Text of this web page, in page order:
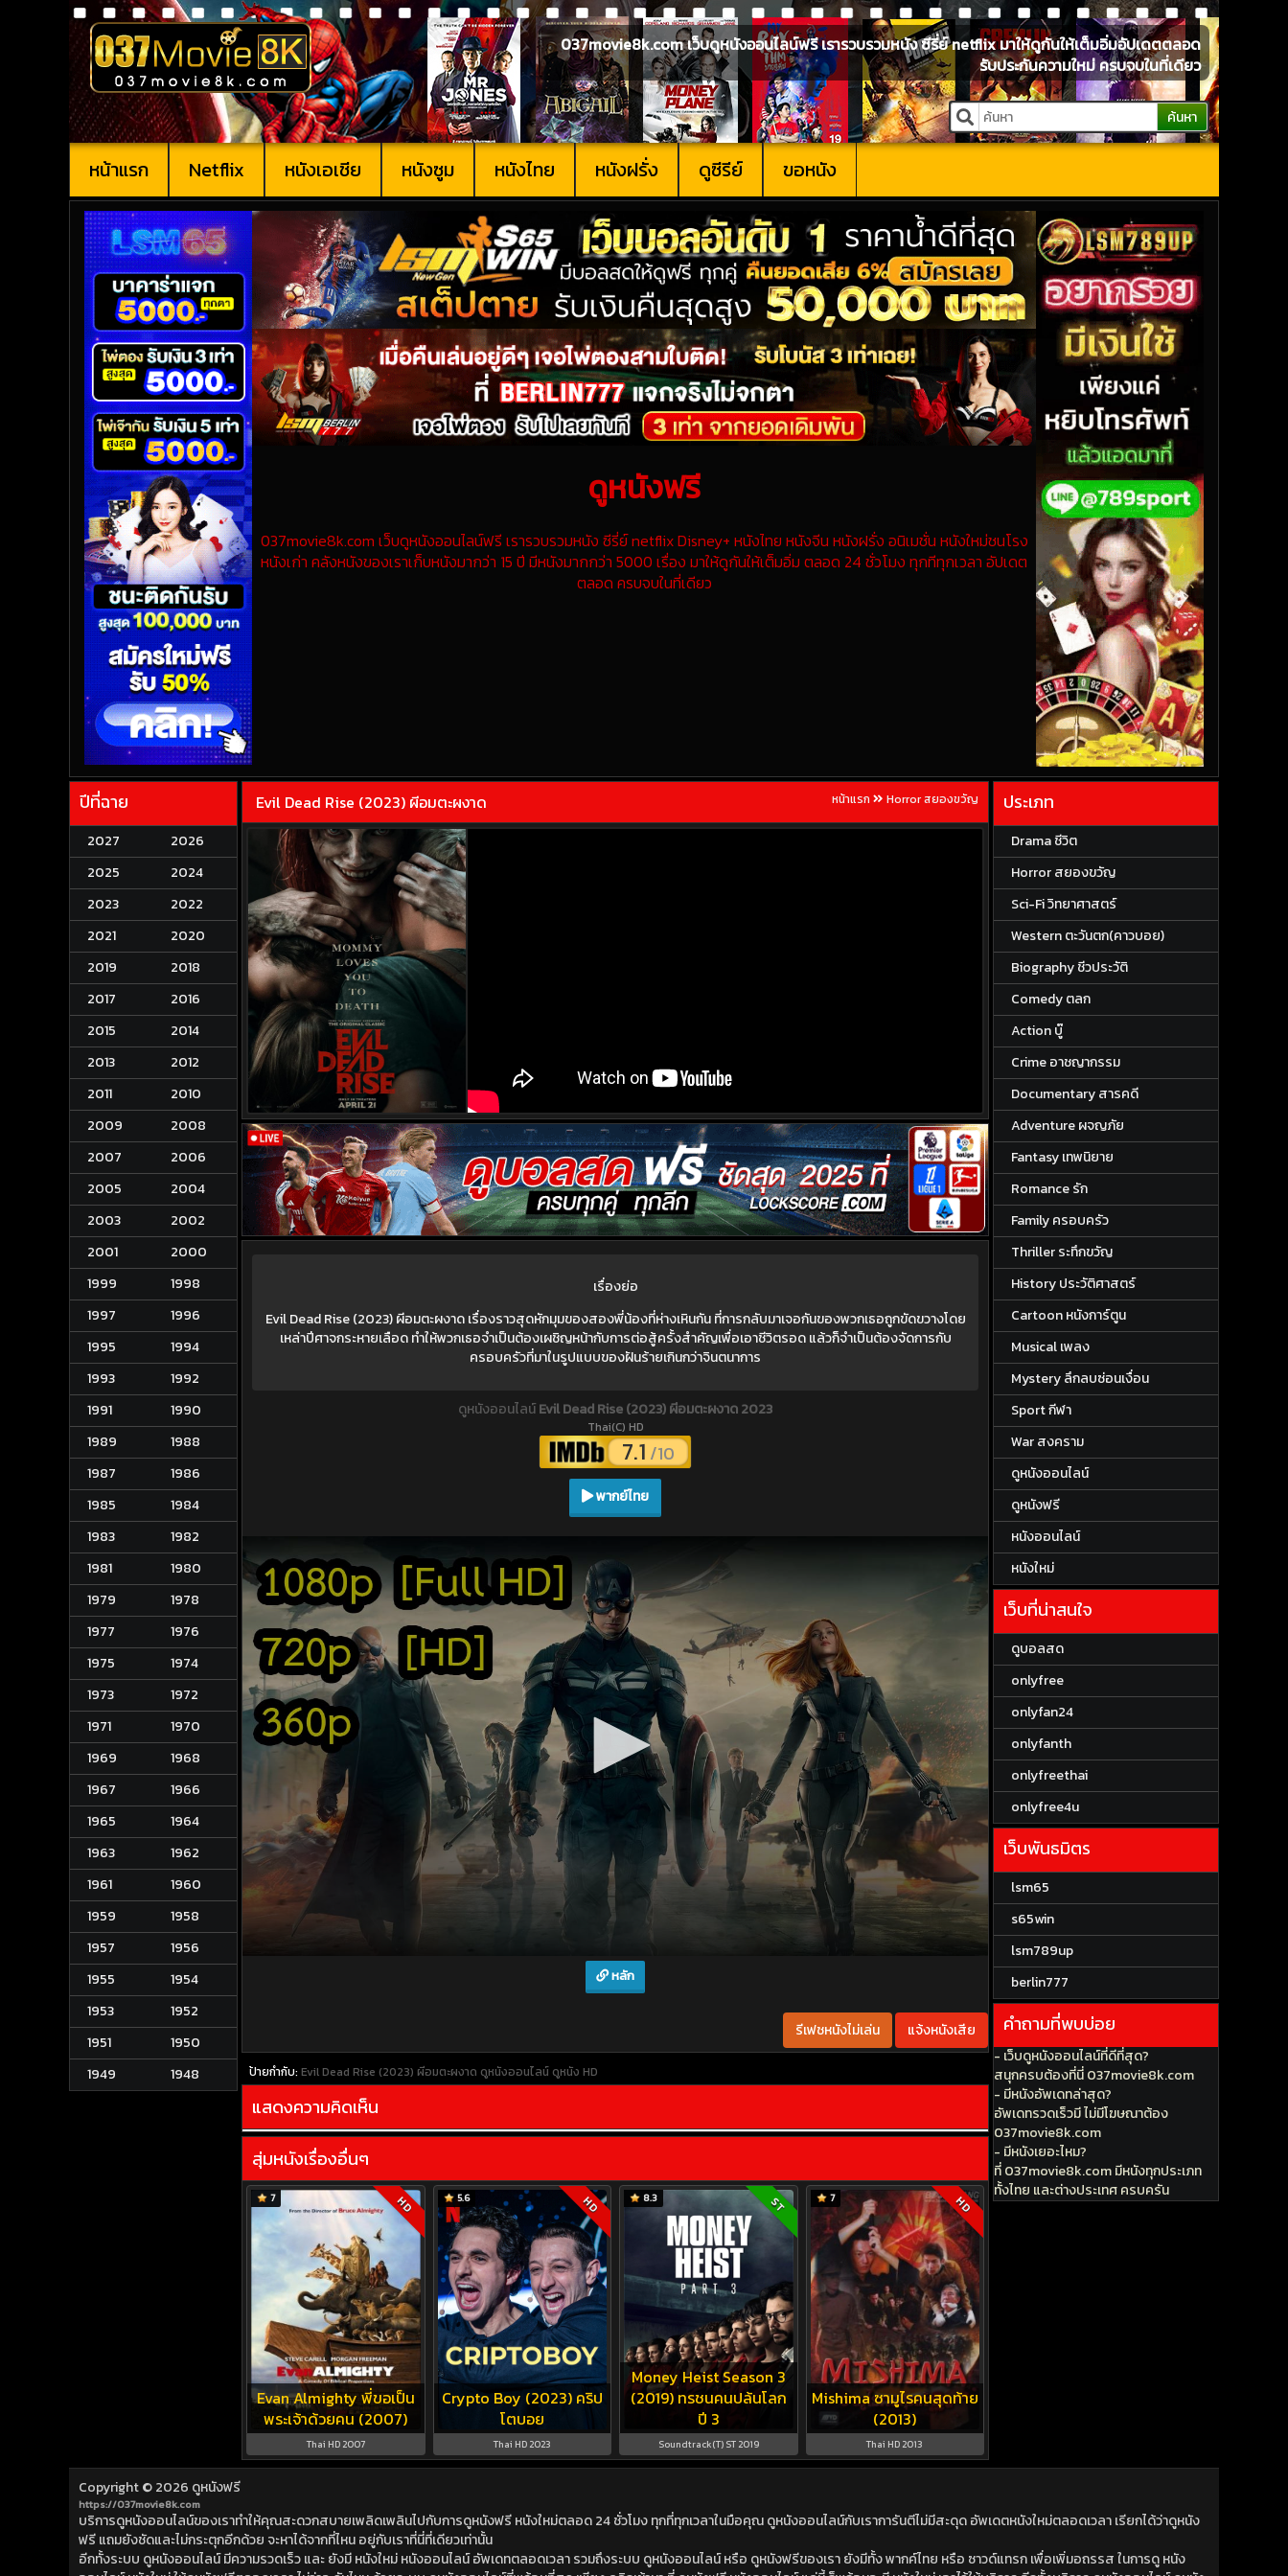
037movie8k.com เว็บดูหนังออนไลน์ฟรี เรารวบรวมหนัง ซีรี่ย์ netflix มาให้ดูกันให้เต็มอิ่มอัปเดตตลอด
รับประกันความใหม่ ครบจบในที่เดียว
ค้นหา
หน้าแรก Netflix หนังเอเชีย หนังซูม หนังไทย หนังฝรั่ง ดูซีรีย์ ขอหนัง
ดูหนังฟรี
037movie8k.com เว็บดูหนังออนไลน์ฟรี เรารวบรวมหนัง ซีรี่ย์ netflix Disney+ หนังไทย หนังจีน หนังฝรั่ง อนิเมชั่น หนังใหม่ชนโรง
หนังเก่า คลังหนังของเราเก็บหนังมากว่า 15 ปี มีหนังมากกว่า 5000 เรื่อง มาให้ดูกันให้เต็มอิ่ม ตลอด 24 ชั่วโมง ทุกทีทุกเวลา อัปเดต
ตลอด ครบจบในที่เดียว
ปีที่ฉาย
2027
2026
2025
2024
2023
2022
2021
2020
2019
2018
2017
2016
2015
2014
2013
2012
2011
2010
2009
2008
2007
2006
2005
2004
2003
2002
2001
2000
1999
1998
1997
1996
1995
1994
1993
1992
1991
1990
1989
1988
1987
1986
1985
1984
1983
1982
1981
1980
1979
1978
1977
1976
1975
1974
1973
1972
1971
1970
1969
1968
1967
1966
1965
1964
1963
1962
1961
1960
1959
1958
1957
1956
1955
1954
1953
1952
1951
1950
1949
1948
Evil Dead Rise (2023) ผีอมตะผงาด หน้าแรก Horror สยองขวัญ
เรื่องย่อ
Evil Dead Rise (2023) ผีอมตะผงาด เรื่องราวสุดหักมุมของสองพี่น้องที่ห่างเหินกัน ที่การกลับมาเจอกันของพวกเธอถูกขัดขวางโดย
เหล่าปีศาจกระหายเลือด ทำให้พวกเธอจำเป็นต้องเผชิญหน้ากับการต่อสู้ครั้งสำคัญเพื่อเอาชีวิตรอด แล้วก็จำเป็นต้องจัดการกับ
ครอบครัวที่มาในรูปแบบของฝันร้ายเกินกว่าจินตนาการ
ดูหนังออนไลน์Evil Dead Rise (2023) ผีอมตะผงาด 2023
Thai(C) HD
7.1 /10
พากย์ไทย
หลัก
รีเฟชหนังไม่เล่น แจ้งหนังเสีย
ป้ายกำกับ: Evil Dead Rise (2023) ผีอมตะผงาด ดูหนังออนไลน์ ดูหนัง HD
แสดงความคิดเห็น
สุ่มหนังเรื่องอื่นๆ
Evan Almighty พี่ขอเป็น
พระเจ้าด้วยคน (2007)
7 HD
Thai HD 2007
Crypto Boy (2023) คริป
โตบอย
5.6 HD
Thai HD 2023
Money Heist Season 3
(2019) ทรชนคนปล้นโลก
ปี 3
8.3 ST
Soundtrack(T) ST 2019
Mishima ซามูไรคนสุดท้าย
(2013)
7 HD
Thai HD 2013
ประเภท
Drama ชีวิต
Horror สยองขวัญ
Sci-Fi วิทยาศาสตร์
Western ตะวันตก(คาวบอย)
Biography ชีวประวัติ
Comedy ตลก
Action บู๊
Crime อาชญากรรม
Documentary สารคดี
Adventure ผจญภัย
Fantasy เทพนิยาย
Romance รัก
Family ครอบครัว
Thriller ระทึกขวัญ
History ประวัติศาสตร์
Cartoon หนังการ์ตูน
Musical เพลง
Mystery ลึกลบซ่อนเงื่อน
Sport กีฬา
War สงคราม
ดูหนังออนไลน์
ดูหนังฟรี
หนังออนไลน์
หนังใหม่
เว็บที่น่าสนใจ
ดูบอลสด
onlyfree
onlyfan24
onlyfanth
onlyfreethai
onlyfree4u
เว็บพันธมิตร
lsm65
s65win
lsm789up
berlin777
คำถามที่พบบ่อย
- เว็บดูหนังออนไลน์ที่ดีที่สุด?
สนุกครบต้องที่นี่ 037movie8k.com
- มีหนังอัพเดทล่าสุด?
อัพเดทรวดเร็วมี ไม่มีโฆษณาต้อง
037movie8k.com
- มีหนังเยอะไหม?
ที่ 037movie8k.com มีหนังทุกประเภท
ทั้งไทย และต่างประเทศ ครบครัน
Copyright © 2026 ดูหนังฟรี
https://037movie8k.com
บริการดูหนังออนไลน์ของเราทำให้คุณสะดวกสบายเพลิดเพลินไปกับการดูหนังฟรี หนังใหม่ตลอด 24 ชั่วโมง ทุกที่ทุกเวลาในมือคุณ ดูหนังออนไลน์กับเราการันตีไม่มีสะดุด อัพเดตหนังใหม่ตลอดเวลา เรียกได้ว่าดูหนัง
ฟรี แถมยังชัดและไม่กระตุกอีกด้วย จะหาได้จากที่ไหน อยู่กับเราที่นี่ที่เดียวเท่านั้น
อีกทั้งระบบ ดูหนังออนไลน์ มีความรวดเร็ว และ ยังมี หนังใหม่ หนังออนไลน์ อัพเดทตลอดเวลา รวมถึงระบบ ดูหนังออนไลน์ หรือ ดูหนังฟรีของเรา ยังมีทั้ง พากค์ไทย หรือ ซาวด์แทรก เพื่อเพิ่มอถรรส ในการดู หนัง